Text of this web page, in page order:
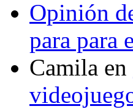
Opinión
para para
Camila en